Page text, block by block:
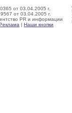
от 03.04.2005 г.
от 03.04.2005 г.
PR и информации
| Наши кнопки